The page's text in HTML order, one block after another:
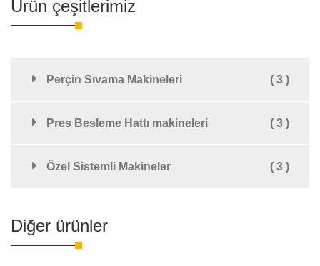
Ürün çeşitlerimiz
Perçin Sıvama Makineleri ( 3 )
Pres Besleme Hattı makineleri ( 3 )
Özel Sistemli Makineler ( 3 )
Diğer ürünler